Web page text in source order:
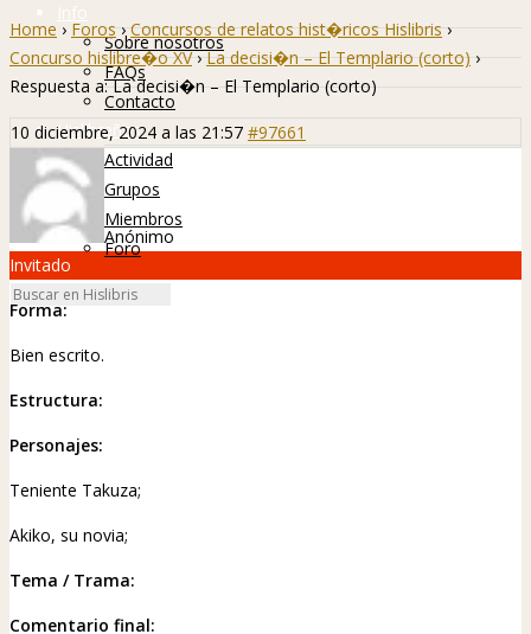
Info
Sobre nosotros
FAQs
Contacto
Hislibreños
Actividad
Grupos
Miembros
Foro
Home › Foros › Concursos de relatos hist�ricos Hislibris ›
Concurso hislibre�o XV › La decisi�n – El Templario (corto) ›
Respuesta a: La decisi�n – El Templario (corto)
10 diciembre, 2024 a las 21:57 #97661
Anónimo
Invitado
Forma:
Bien escrito.
Estructura:
Personajes:
Teniente Takuza;
Akiko, su novia;
Tema / Trama:
Comentario final: